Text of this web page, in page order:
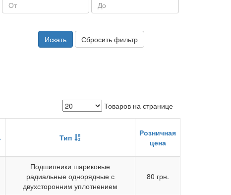
Искать
Сбросить фильтр
Товаров на странице
Тип
Розничная
цена
Подшипники шариковые
радиальные однорядные с
двухсторонним уплотнением
80 грн.